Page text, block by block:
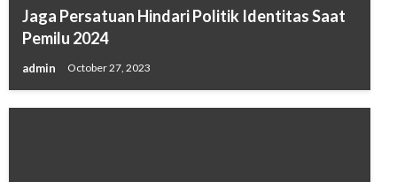
Jaga Persatuan Hindari Politik Identitas Saat
Pemilu 2024
admin October 27, 2023